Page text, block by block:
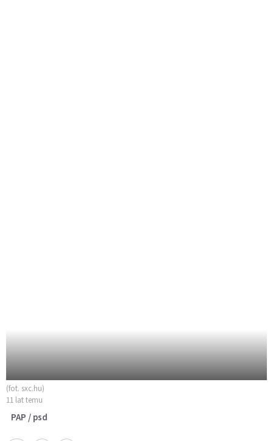
(fot. sxc.hu)
11 lat temu
PAP / psd